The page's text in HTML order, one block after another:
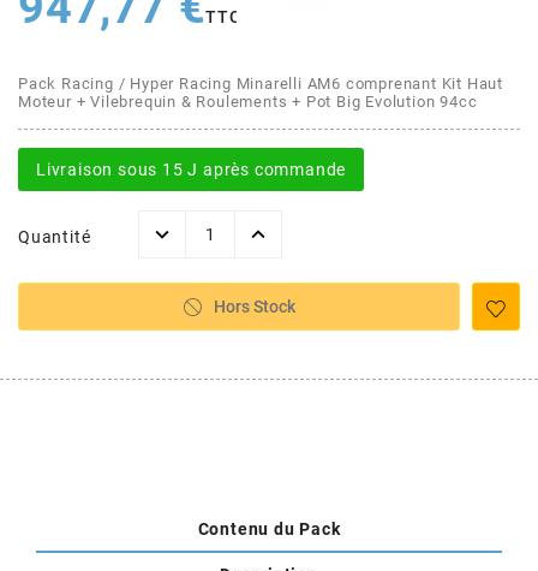
STICKERS
BON PLAN
PARTIE CYCLE SOLEX
FREINAGE
CABLERIE
EMBRAYAGE
TRANSMISSION
RESERVOIR
POSTE DE PILOTAGE
FREINAGE
ECLAIRAGE
CABLERIE
DERBI E3 ALL DAY
AGP
AIRSAL
ALGI
TTC
Pack Racing / Hyper Racing Minarelli AM6 comprenant Kit Haut
Moteur + Vilebrequin & Roulements + Pot Big Evolution 94cc
Livraison sous 15 J après commande
Quantité
Hors Stock
Contenu du Pack